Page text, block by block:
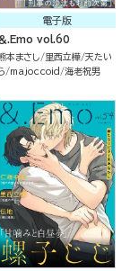
電子版
＆.Emo vol.60
本まさし 里西立樺 天たい
majoccoid 海老祝男